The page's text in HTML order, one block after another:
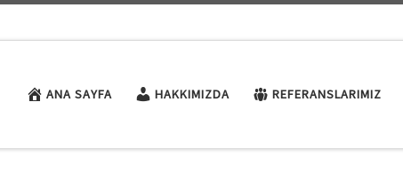
ANA SAYFA HAKKIMIZDA REFERANSLARIMIZ